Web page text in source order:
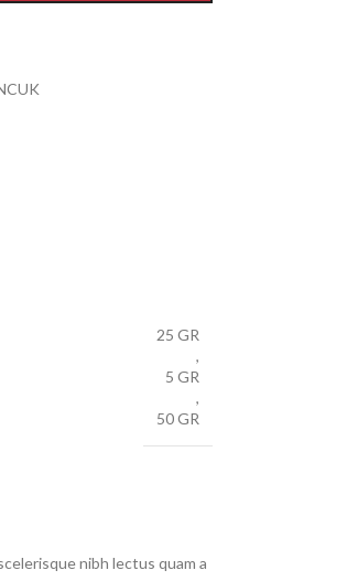
25 GR
,
5 GR
,
50 GR
nibh lectus quam a